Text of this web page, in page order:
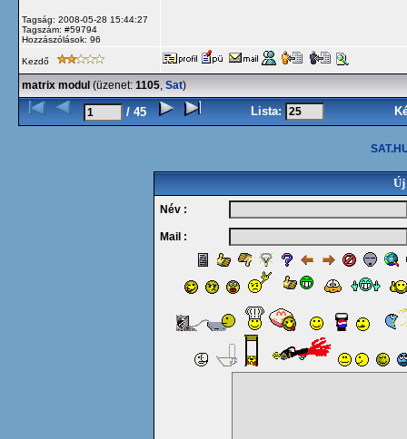
Tagság: 2008-05-28 15:44:27
Tagszám: #59794
Hozzászólások: 96
Kezdő
matrix modul (üzenet: 1105, Sat)
/ 45 Lista:
Új
Név :
Mail :